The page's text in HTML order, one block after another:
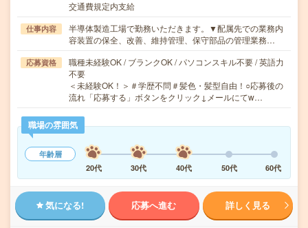
交通費規定内支給
仕事内容
半導体製造工場で勤務いただきます。▼配属先での業務内
容装置の保全、改善、維持管理、保守部品の管理業務…
応募資格
職種未経験OK / ブランクOK / パソコンスキル不要 / 英語力
不要
＜未経験OK！＞＃学歴不問＃髪色・髪型自由！○応募後の
流れ「応募する」ボタンをクリック↓メールにてw…
職場の雰囲気
年齢層
20代
30代 40代 50代 60代
気になる! 応募へ進む 詳しく見る